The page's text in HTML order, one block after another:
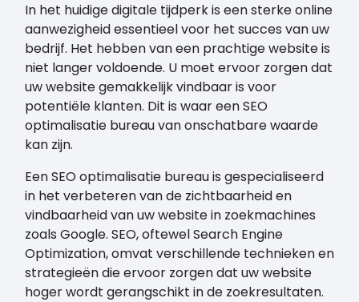
In het huidige digitale tijdperk is een sterke online
aanwezigheid essentieel voor het succes van uw
bedrijf. Het hebben van een prachtige website is
niet langer voldoende. U moet ervoor zorgen dat
uw website gemakkelijk vindbaar is voor
potentiële klanten. Dit is waar een SEO
optimalisatie bureau van onschatbare waarde
kan zijn.
Een SEO optimalisatie bureau is gespecialiseerd
in het verbeteren van de zichtbaarheid en
vindbaarheid van uw website in zoekmachines
zoals Google. SEO, oftewel Search Engine
Optimization, omvat verschillende technieken en
strategieën die ervoor zorgen dat uw website
hoger wordt gerangschikt in de zoekresultaten.